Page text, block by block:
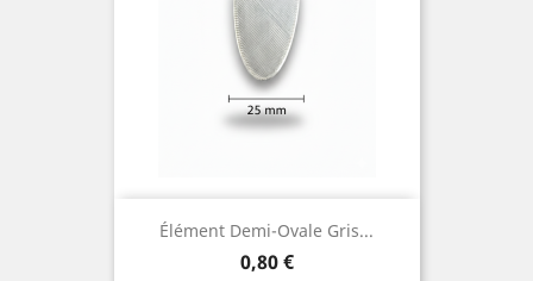
Élément Demi-Ovale Gris...
Prix
0,80 €